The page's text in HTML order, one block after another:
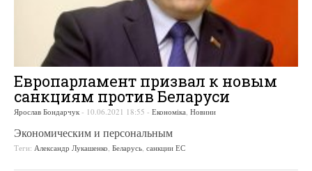
Европарламент призвал к новым
санкциям против Беларуси
Ярослав Бондарчук - 10.06.2021 18:55 - Економіка, Новини
Экономическим и персональным
Теги: Александр Лукашенко, Беларусь, санкции ЕС